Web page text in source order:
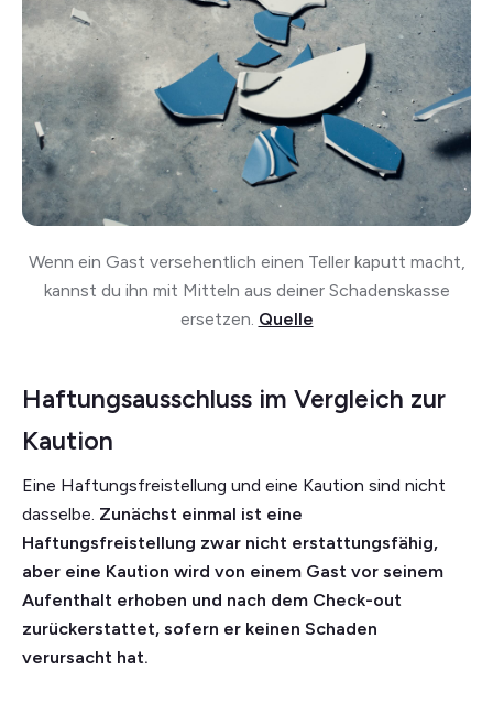
Wenn ein Gast versehentlich einen Teller kaputt macht,
kannst du ihn mit Mitteln aus deiner Schadenskasse
ersetzen. Quelle
Haftungsausschluss im Vergleich zur
Kaution
Eine Haftungsfreistellung und eine Kaution sind nicht
dasselbe. Zunächst einmal ist eine
Haftungsfreistellung zwar nicht erstattungsfähig,
aber eine Kaution wird von einem Gast vor seinem
Aufenthalt erhoben und nach dem Check-out
zurückerstattet, sofern er keinen Schaden
verursacht hat.